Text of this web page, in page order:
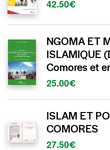
42.50€
NGOMA ET
ISLAMIQUE
Comores et
25.00€
ISLAM ET
COMORES
27.50€